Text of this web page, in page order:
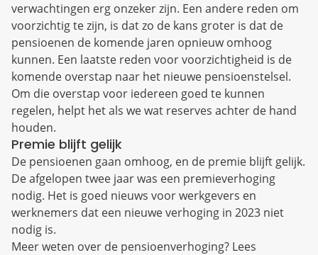
verwachtingen erg onzeker zijn. Een andere reden om
voorzichtig te zijn, is dat zo de kans groter is dat de
pensioenen de komende jaren opnieuw omhoog
kunnen. Een laatste reden voor voorzichtigheid is de
komende overstap naar het nieuwe pensioenstelsel.
Om die overstap voor iedereen goed te kunnen
regelen, helpt het als we wat reserves achter de hand
houden.
Premie blijft gelijk
De pensioenen gaan omhoog, en de premie blijft gelijk.
De afgelopen twee jaar was een premieverhoging
nodig. Het is goed nieuws voor werkgevers en
werknemers dat een nieuwe verhoging in 2023 niet
nodig is.
Meer weten over de pensioenverhoging? Lees